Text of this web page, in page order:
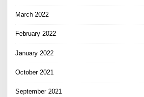
March 2022
February 2022
January 2022
October 2021
September 2021